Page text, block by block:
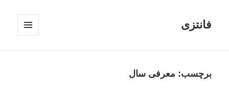
فانتزی
برچسب: معرفی سال